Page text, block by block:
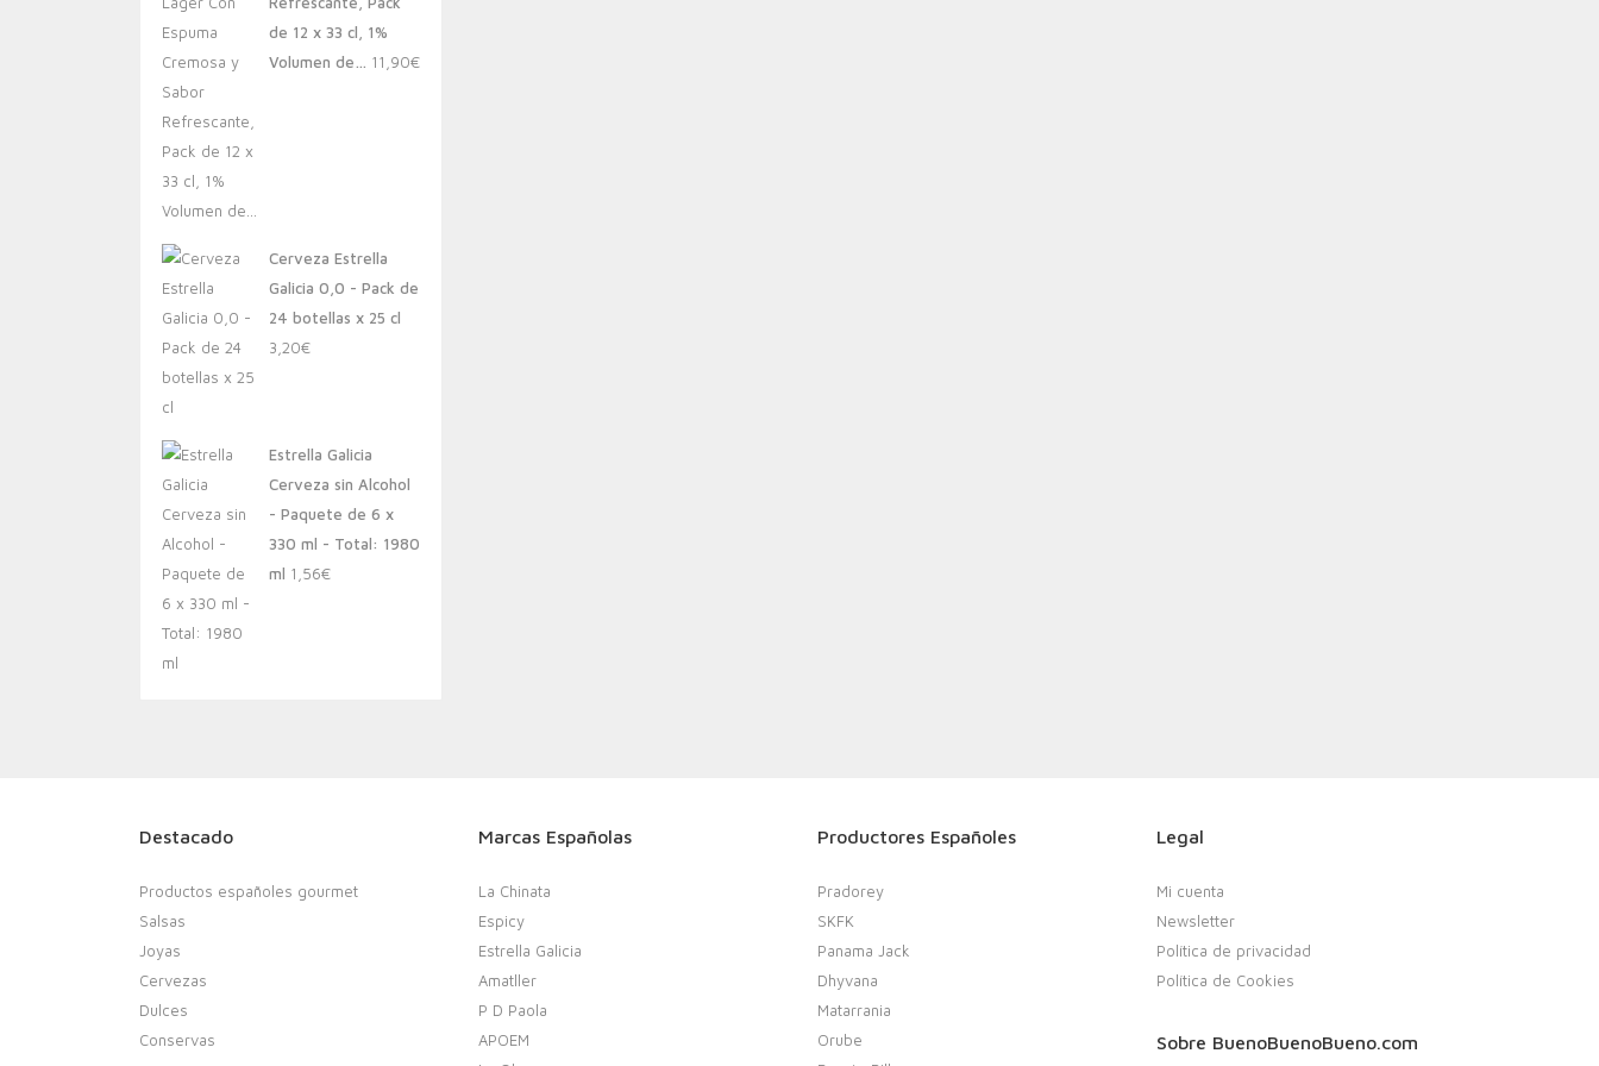
de 12 x 33 cl, 1%
Volumen de… 11,90€
Cerveza Estrella
Galicia 0,0 - Pack de
24 botellas x 25 cl
3,20€
Estrella Galicia
Cerveza sin Alcohol
- Paquete de 6 x
330 ml - Total: 1980
ml 1,56€
Destacado
Productos españoles gourmet
Salsas
Joyas
Cervezas
Dulces
Conservas
Marcas Españolas
La Chinata
Espicy
Estrella Galicia
Amatller
P D Paola
APOEM
Productores Españoles
Pradorey
SKFK
Panama Jack
Dhyvana
Matarrania
Orube
Legal
Mi cuenta
Newsletter
Política de privacidad
Política de Cookies
Sobre BuenoBuenoBueno.com